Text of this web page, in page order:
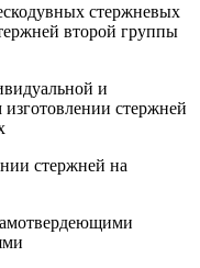
стержневых
второй группы
и
стержней
стержней на